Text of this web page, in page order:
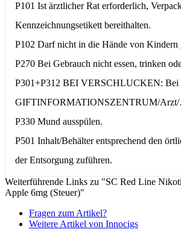
P101 Ist ärztlicher Rat erforderlich,
Kennzeichnungsetikett bereithalten.
P102 Darf nicht in die Hände von Kindern
P270 Bei Gebrauch nicht essen, trinken
P301+P312 BEI VERSCHLUCKEN: Bei
GIFTINFORMATIONSZENTRUM/
P330 Mund ausspülen.
P501 Inhalt/Behälter entsprechend den
der Entsorgung zuführen.
Weiterführende Links zu "SC Red Line
Apple 6mg (Steuer)"
Fragen zum Artikel?
Weitere Artikel von Innocigs